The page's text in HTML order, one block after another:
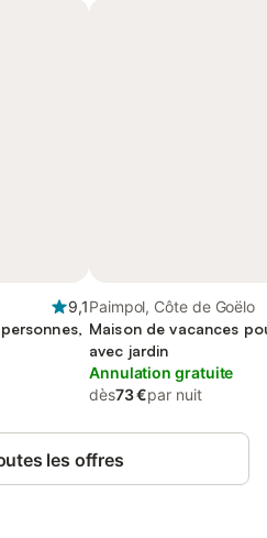
9,1Paimpol, Côte de Goëlo
Maison de vacances
avec jardin
Annulation gratuite
dès73 €par nuit
les offres